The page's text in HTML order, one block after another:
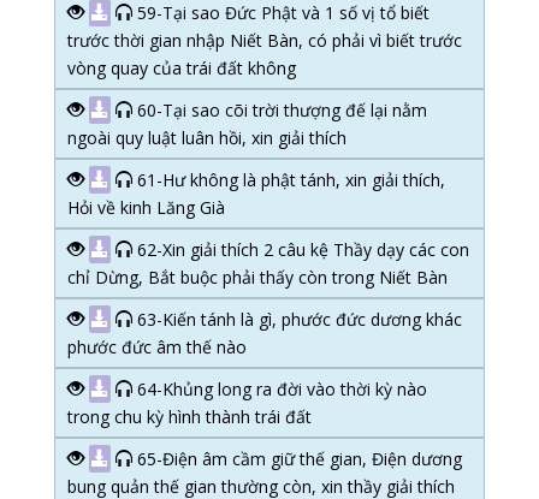
59-Tại sao Đức Phật và 1 số vị tổ biết
trước thời gian nhập Niết Bàn, có phải vì biết trước
vòng quay của trái đất không
60-Tại sao cõi trời thượng đế lại nằm
ngoài quy luật luân hồi, xin giải thích
61-Hư không là phật tánh, xin giải thích,
Hỏi về kinh Lăng Già
62-Xin giải thích 2 câu kệ Thầy dạy các con
chỉ Dừng, Bắt buộc phải thấy còn trong Niết Bàn
63-Kiến tánh là gì, phước đức dương khác
phước đức âm thế nào
64-Khủng long ra đời vào thời kỳ nào
trong chu kỳ hình thành trái đất
65-Điện âm cầm giữ thế gian, Điện dương
bung quản thế gian thường còn, xin thầy giải thích